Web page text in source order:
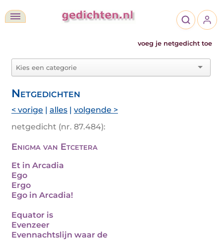
voeg je netgedicht toe
Netgedichten
< vorige | alles | volgende >
netgedicht (nr. 87.484):
Enigma van Etcetera
Et in Arcadia
Ego
Ergo
Ego in Arcadia!
Equator is
Evenzeer
Evennachtslijn waar de